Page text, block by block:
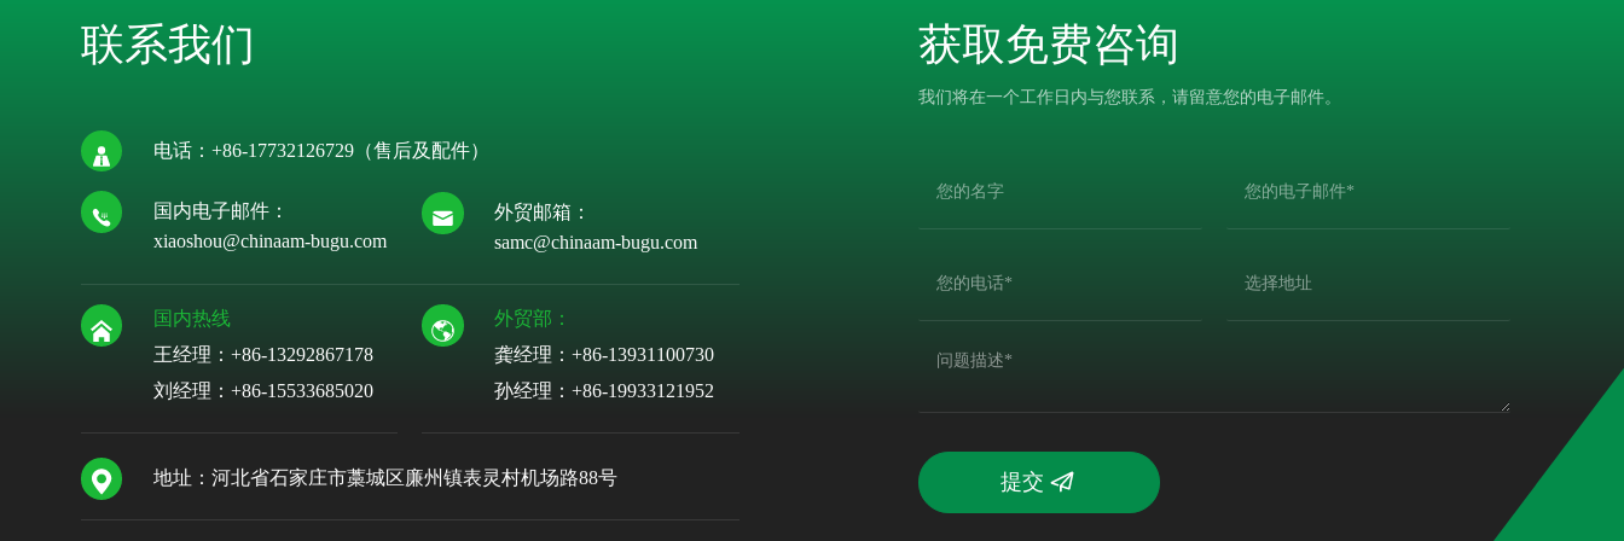
联系我们
电话：+86-17732126729 （售后及配件）
国内电子邮件：
xiaoshou@chinaam-bugu.com
外贸邮箱：
samc@chinaam-bugu.com
国内热线
王经理：+86-13292867178
刘经理：+86-15533685020
外贸部：
龚经理：+86-13931100730
孙经理：+86-19933121952
地址：河北省石家庄市藁城区廉州镇表灵村机场路88号
获取免费咨询
我们将在一个工作日内与您联系，请留意您的电子邮件。
提交